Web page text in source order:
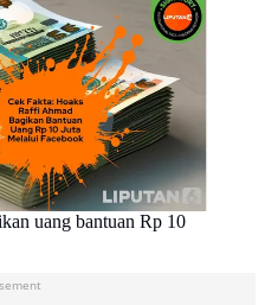
uang bantuan Rp 10